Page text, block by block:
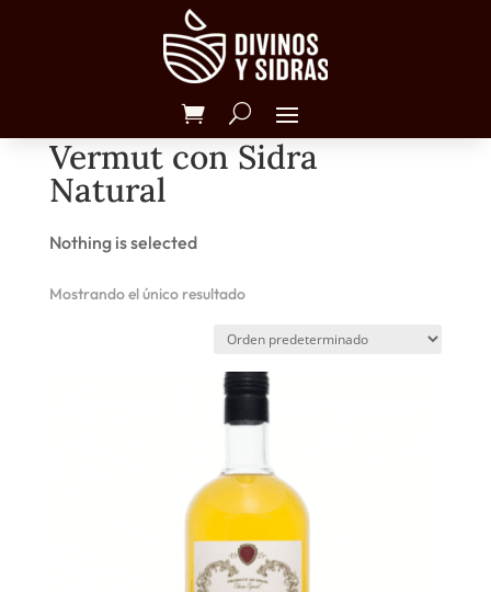
/ Productos etiquetados “Vermut con Sidra
Vermut con Sidra
Natural
Nothing is selected
Mostrando el único resultado